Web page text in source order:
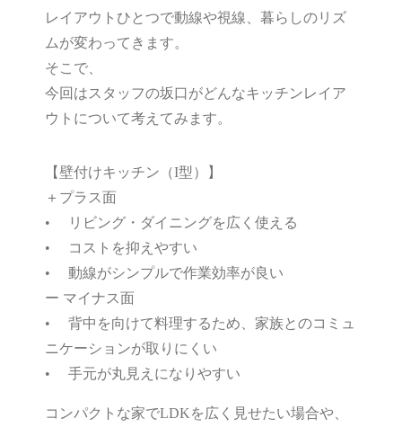
レイアウトひとつで動線や視線、暮らしのリズ
ムが変わってきます。
そこで、
今回はスタッフの坂口がどんなキッチンレイア
ウトについて考えてみます。
【壁付けキッチン（I型）】
＋プラス面
• リビング・ダイニングを広く使える
• コストを抑えやすい
• 動線がシンプルで作業効率が良い
ー マイナス面
• 背中を向けて料理するため、家族とのコミュ
ニケーションが取りにくい
• 手元が丸見えになりやすい
コンパクトな家でLDKを広く見せたい場合や、